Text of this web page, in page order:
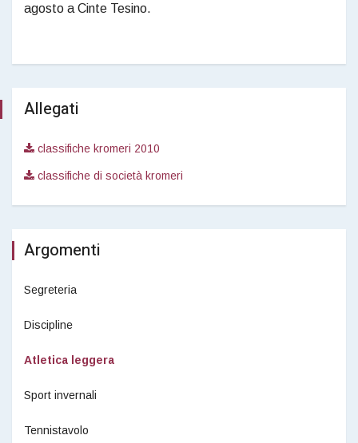
agosto a Cinte Tesino.
Allegati
classifiche kromeri 2010
classifiche di società kromeri
Argomenti
Segreteria
Discipline
Atletica leggera
Sport invernali
Tennistavolo